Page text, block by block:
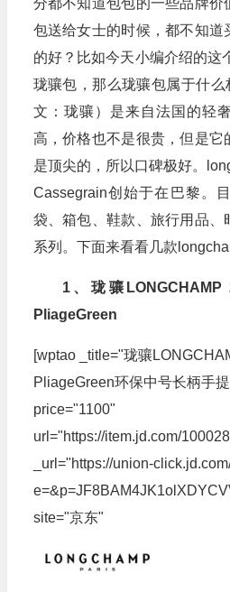
分都不知道包包的一些品牌价
包送给女士的时候，都不知道
的好？比如今天小编介绍的这
珑骧包，那么珑骧包属于什么
文：珑骧）是来自法国的轻
高，价格也不是很贵，但是它
是顶尖的，所以口碑极好。
Cassegrain创始于在巴黎。
袋、箱包、鞋款、旅行用品、
系列。下面来看看几款
1、珑骧
PliageGreen
[wptao _title="珑骧
PliageGreen环保中号长柄手
price="1100"
url="https://item.jd.com/
_url="https://union-
site="京东"